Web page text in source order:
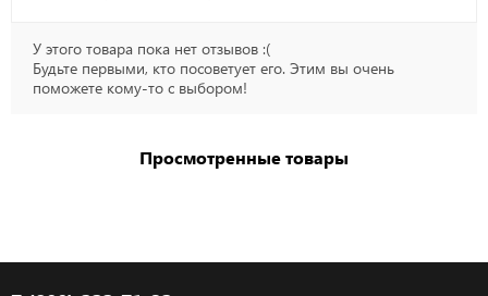
У этого товара пока нет отзывов :(
Будьте первыми, кто посоветует его. Этим вы очень
поможете кому-то с выбором!
Просмотренные товары